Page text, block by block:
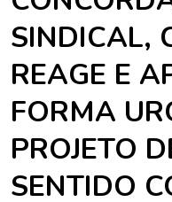
SINDICAL,
REAGE E
FORMA
PROJETO
SENTIDO